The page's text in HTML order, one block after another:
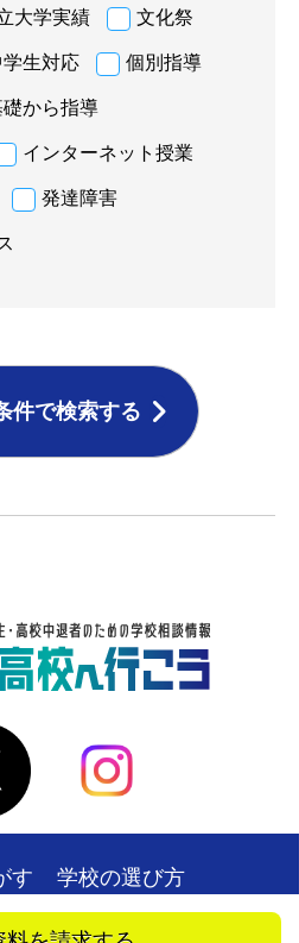
大学実績 文化祭
学生対応 個別指導
礎から指導
インターネット授業
発達障害
件で検索する
す
学校の選び方
の声
お役立ち情報